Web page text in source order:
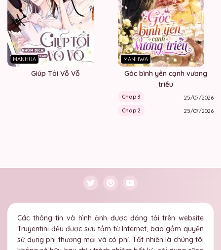
MANHUA
Giúp Tôi Vỗ Vỗ
MANHWA
Góc bình yên cạnh vương
triều
Chap 3
25/07/2026
Chap 2
25/07/2026
Các thông tin và hình ảnh được đăng tải trên website
Truyentini đều được sưu tầm từ Internet, bao gồm quyền
sử dụng phi thương mại và có phí. Tất nhiên là chúng tôi